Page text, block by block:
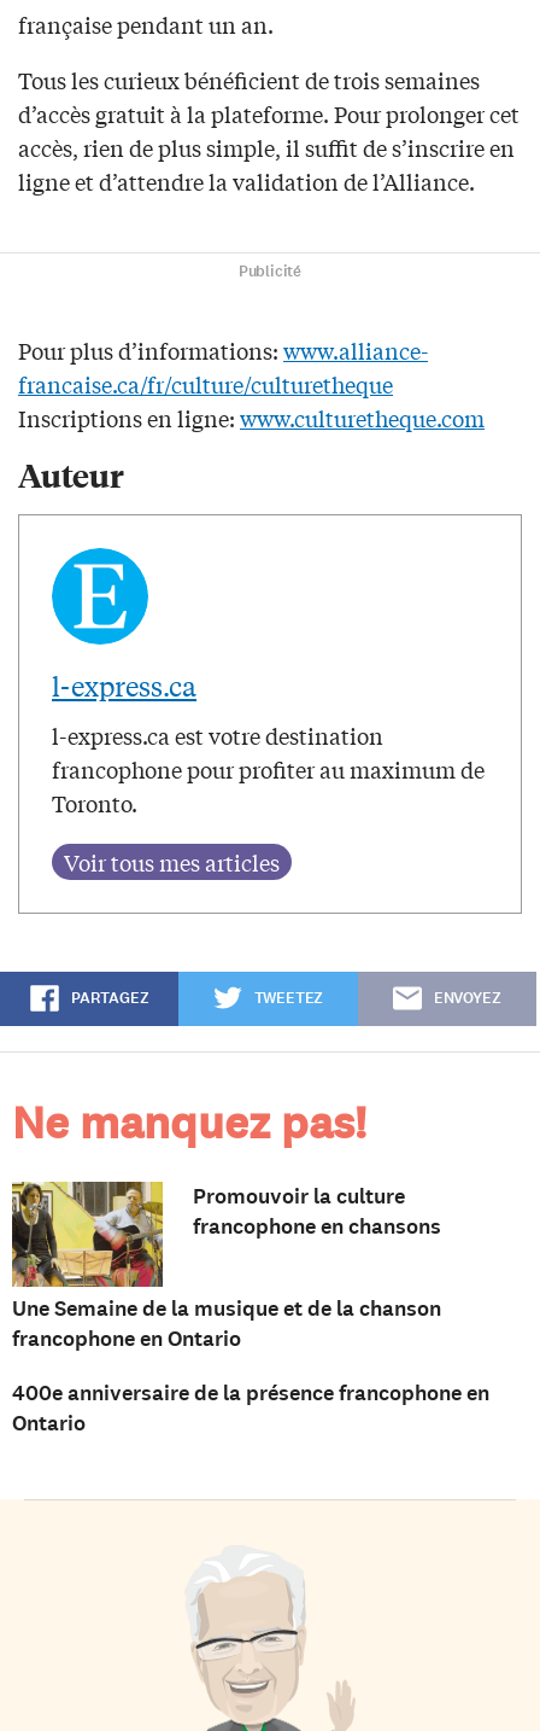
française pendant un an.
Tous les curieux bénéficient de trois semaines
d’accès gratuit à la plateforme. Pour prolonger cet
accès, rien de plus simple, il suffit de s’inscrire en
ligne et d’attendre la validation de l’Alliance.
Publicité
Pour plus d’informations:www.alliance-
francaise.ca/fr/culture/culturetheque
Inscriptions en ligne:www.culturetheque.com
Auteur
l-express.ca
l-express.ca est votre destination
francophone pour profiter au maximum de
Toronto.
PARTAGEZ TWEETEZ ENVOYEZ
Ne manquez pas!
Promouvoir la culture
francophone en chansons
Une Semaine de la musique et de la chanson
francophone en Ontario
400e anniversaire de la présence francophone en
Ontario